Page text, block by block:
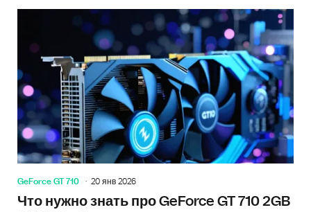
GeForce GT 710 20 янв 2026
Что нужно знать про GeForce GT 710 2GB